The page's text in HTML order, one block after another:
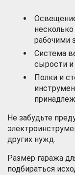
рабочими
Система
сырости и
Полки и
Не забудьте
других нужд.
Размер гаража
подбираться